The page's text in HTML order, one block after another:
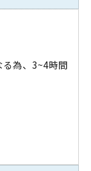
為、3~4時間